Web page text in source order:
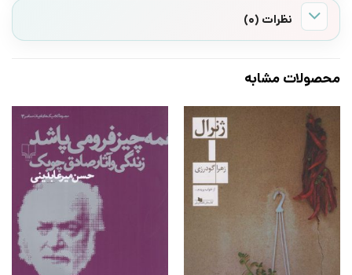
نظرات (0)
محصولات مشابه